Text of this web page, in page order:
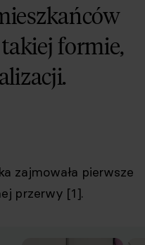
formie,
zajmowała pierwsze
przerwy [1].